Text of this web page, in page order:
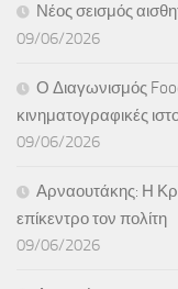
Νέος σεισμός
09/06/2026
Ο Διαγωνισμός
κινηματογραφικές
09/06/2026
Αρναουτάκης: Η
επίκεντρο τον πολίτη
09/06/2026